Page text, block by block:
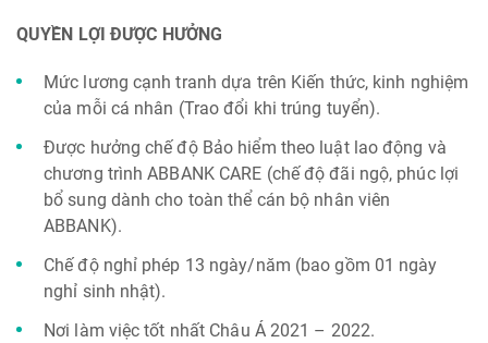
QUYỀN LỢI ĐƯỢC HƯỞNG
Mức lương cạnh tranh dựa trên Kiến thức, kinh nghiệm
của mỗi cá nhân (Trao đổi khi trúng tuyển).
Được hưởng chế độ Bảo hiểm theo luật lao động và
chương trình ABBANK CARE (chế độ đãi ngộ, phúc lợi
bổ sung dành cho toàn thể cán bộ nhân viên
ABBANK).
Chế độ nghỉ phép 13 ngày/năm (bao gồm 01 ngày
nghỉ sinh nhật).
Nơi làm việc tốt nhất Châu Á 2021 – 2022.